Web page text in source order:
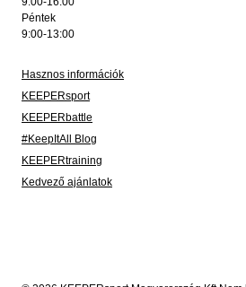
Péntek
9:00-13:00
Hasznos információk
KEEPERsport
KEEPERbattle
#KeepItAll Blog
KEEPERtraining
Kedvező ajánlatok